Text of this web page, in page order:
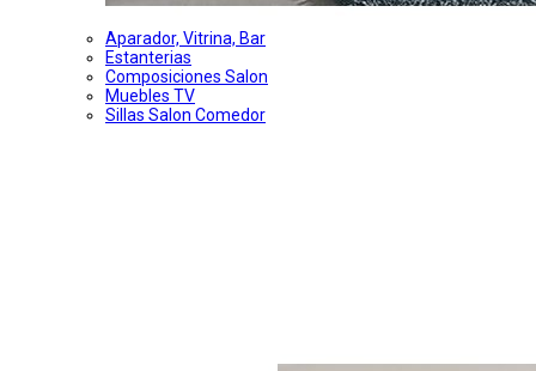
Aparador, Vitrina, Bar
Estanterias
Composiciones Salon
Muebles TV
Sillas Salon Comedor